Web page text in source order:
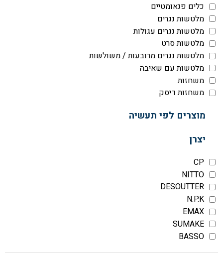
כלים פנאומטיים
מלטשות נגרים
מלטשות נגרים עגולות
מלטשות סרט
מלטשות נגרים מרובעות / משולשות
מלטשות עם שאיבה
משחזות
משחזות דיסק
מוצרים לפי תעשיה
יצרן
CP
NITTO
DESOUTTER
N.P.K
EMAX
SUMAKE
BASSO